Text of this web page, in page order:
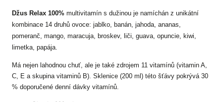
Džus Relax 100% multivitamín s dužinou je namíchán z unikátní
kombinace 14 druhů ovoce: jablko, banán, jahoda, ananas,
pomeranč, mango, maracuja, broskev, liči, guava, opuncie, kiwi,
limetka, papája.
Má nejen lahodnou chuť, ale je také zdrojem 11 vitamínů (vitamin A,
C, E a skupina vitaminů B). Sklenice (200 ml) této šťávy pokrývá 30
% doporučené denní dávky vitamínů.